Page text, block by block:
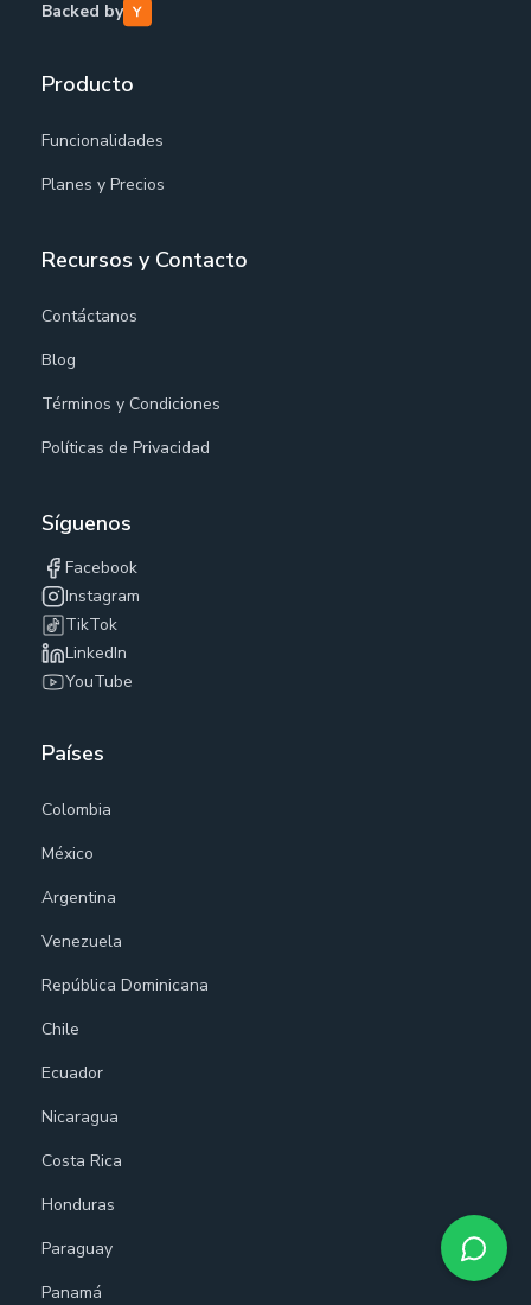
Backed by
Producto
Funcionalidades
Planes y Precios
Recursos y Contacto
Contáctanos
Blog
Términos y Condiciones
Políticas de Privacidad
Síguenos
Facebook
Instagram
TikTok
LinkedIn
YouTube
Países
Colombia
México
Argentina
Venezuela
República Dominicana
Chile
Ecuador
Nicaragua
Costa Rica
Honduras
Paraguay
Panamá